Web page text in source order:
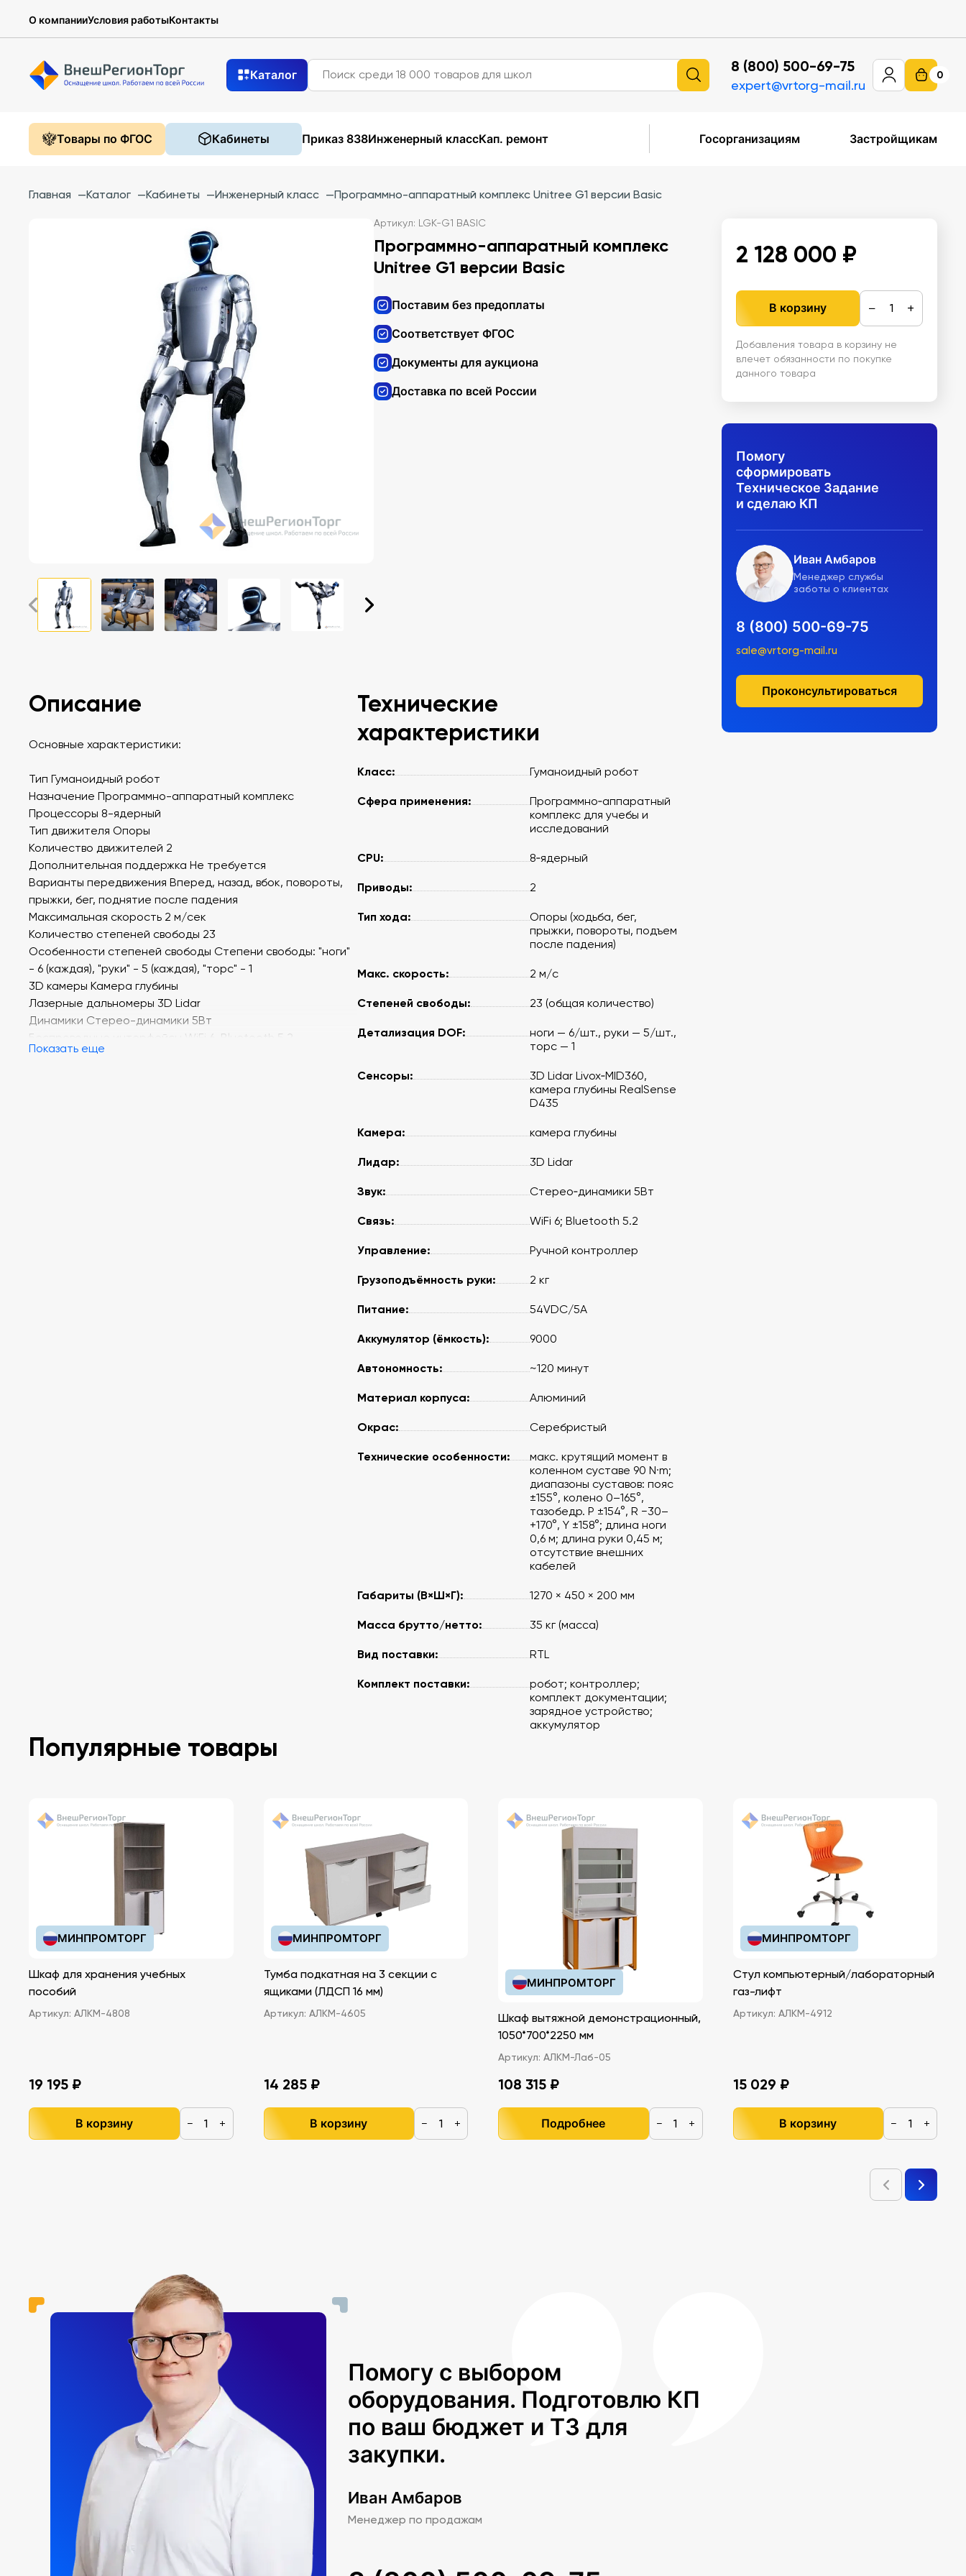
О компанииУсловия работыКонтакты
Каталог 8 (800) 500-69-75
expert@vrtorg-mail.ru
0
Товары по ФГОС Кабинеты Приказ 838Инженерный классКап. ремонт Госорганизациям Застройщикам
Главная —Каталог —Кабинеты —Инженерный класс —Программно-аппаратный комплекс Unitree G1 версии Basic
Артикул: LGK-G1 BASIC
Программно-аппаратный комплекс
Unitree G1 версии Basic
Поставим без предоплаты
Соответствует ФГОС
Документы для аукциона
Доставка по всей России
2 128 000 ₽
В корзину − +
Добавления товара в корзину не
влечет обязанности по покупке
данного товара
Помогу
сформировать
Техническое Задание
и сделаю КП
Иван Амбаров
Менеджер службы
заботы о клиентах
8 (800) 500-69-75
sale@vrtorg-mail.ru
Проконсультироваться
Описание
Основные характеристики:
Тип Гуманоидный робот
Назначение Программно-аппаратный комплекс
Процессоры 8-ядерный
Тип движителя Опоры
Количество движителей 2
Дополнительная поддержка Не требуется
Варианты передвижения Вперед, назад, вбок, повороты,
прыжки, бег, поднятие после падения
Максимальная скорость 2 м/сек
Количество степеней свободы 23
Особенности степеней свободы Степени свободы: "ноги"
- 6 (каждая), "руки" - 5 (каждая), "торс" - 1
3D камеры Камера глубины
Лазерные дальномеры 3D Lidar
Динамики Стерео-динамики 5Вт
Беспроводные интерфейсы WiFi 6, Bluetooth 5.2
Управление ручное (контроллер)
Показать еще
Технические
характеристики
Класс: Гуманоидный робот
Сфера применения:
Программно‑аппаратный
комплекс для учебы и
исследований
CPU: 8‑ядерный
Приводы: 2
Тип хода:
Опоры (ходьба, бег,
прыжки, повороты, подъем
после падения)
Макс. скорость: 2 м/с
Степеней свободы: 23 (общая количество)
Детализация DOF:
ноги — 6/шт., руки — 5/шт.,
торс — 1
Сенсоры:
3D Lidar Livox‑MID360,
камера глубины RealSense
D435
Камера: камера глубины
Лидар: 3D Lidar
Звук: Стерео‑динамики 5Вт
Связь: WiFi 6; Bluetooth 5.2
Управление: Ручной контроллер
Грузоподъёмность руки: 2 кг
Питание: 54VDC/5A
Аккумулятор (ёмкость): 9000
Автономность: ~120 минут
Материал корпуса: Алюминий
Окрас: Серебристый
Технические особенности:
макс. крутящий момент в
коленном суставе 90 N·m;
диапазоны суставов: пояс
±155°, колено 0–165°,
тазобедр. P ±154°, R −30–
+170°, Y ±158°; длина ноги
0,6 м; длина руки 0,45 м;
отсутствие внешних
кабелей
Габариты (В×Ш×Г): 1270 × 450 × 200 мм
Масса брутто/нетто: 35 кг (масса)
Вид поставки: RTL
Комплект поставки:
робот; контроллер;
комплект документации;
зарядное устройство;
аккумулятор
Популярные товары
МИНПРОМТОРГ
Шкаф для хранения учебных
пособий
Артикул: АЛКМ-4808
19 195 ₽
В корзину − +
МИНПРОМТОРГ
Тумба подкатная на 3 секции с
ящиками (ЛДСП 16 мм)
Артикул: АЛКМ-4605
14 285 ₽
В корзину − +
МИНПРОМТОРГ
Шкаф вытяжной демонстрационный,
1050*700*2250 мм
Артикул: АЛКМ-Лаб-05
108 315 ₽
Подробнее − +
МИНПРОМТОРГ
Стул компьютерный/лабораторный
газ-лифт
Артикул: АЛКМ-4912
15 029 ₽
В корзину − +
Помогу с выбором
оборудования. Подготовлю КП
по ваш бюджет и ТЗ для
закупки.
Иван Амбаров
Менеджер по продажам